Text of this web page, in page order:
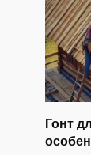
Гонт